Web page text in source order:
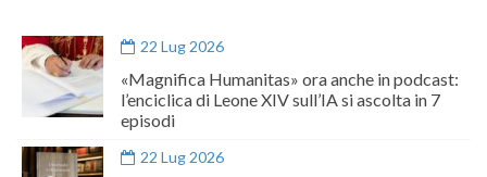
22 Lug 2026
«Magnifica Humanitas» ora anche in podcast:
l’enciclica di Leone XIV sull’IA si ascolta in 7
episodi
22 Lug 2026